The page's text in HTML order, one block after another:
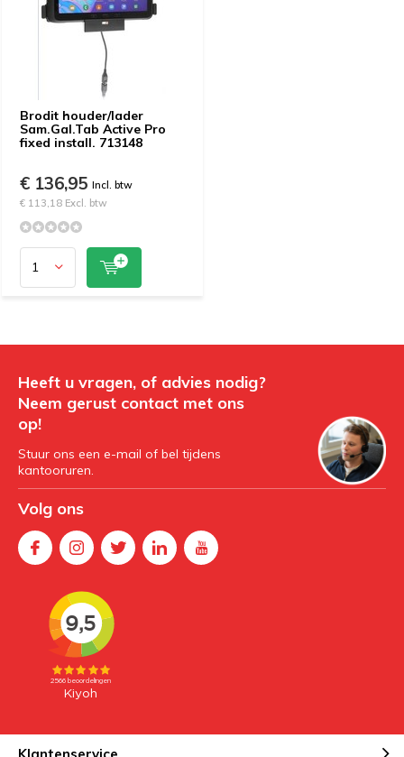
Brodit houder/lader
Sam.Gal.Tab Active Pro
fixed install. 713148
€ 136,95 Incl. btw
€ 113,18 Excl. btw
Heeft u vragen, of advies nodig?
Neem gerust contact met ons
op!
Stuur ons een e-mail of bel tijdens
kantooruren.
Volg ons